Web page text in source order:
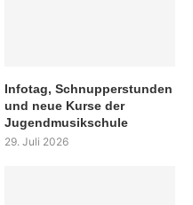
Infotag, Schnupperstunden
und neue Kurse der
Jugendmusikschule
29. Juli 2026